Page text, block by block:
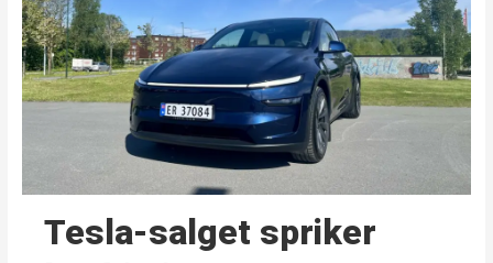
Tesla-salget spriker